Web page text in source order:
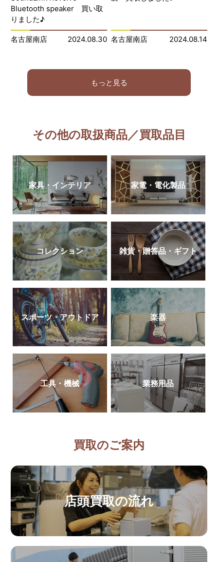
Bluetooth speaker 買い取
りました♪
名古屋南店 2024.08.30 名古屋南店 2024.08.14
もっと見る
その他の取扱商品／買取品目
家具・インテリア 家電・電化製品
コレクション 雑貨・贈答品・ギフト
スポーツ・アウトドア 楽器
工具・機械 業務用品
買取のご案内
店頭買取の流れ